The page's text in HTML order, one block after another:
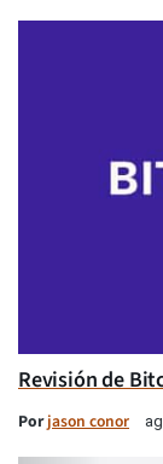
Revisión de
Porjason conor